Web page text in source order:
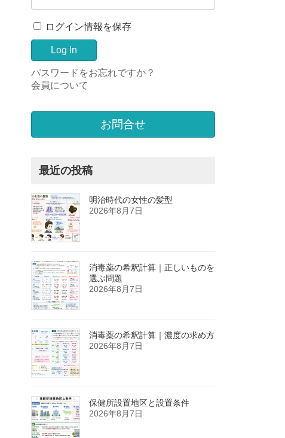
ログイン情報を保存
パスワードをお忘れですか？
会員について
お問合せ
最近の投稿
明治時代の女性の髪型
2026年8月7日
消毒薬の希釈計算｜正しいものを
選ぶ問題
2026年8月7日
消毒薬の希釈計算｜濃度の求め方
2026年8月7日
保健所設置地区と設置条件
2026年8月7日